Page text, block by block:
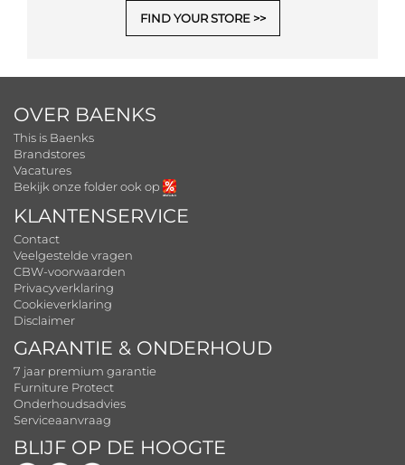
FIND YOUR STORE
OVER BAENKS
This is Baenks
Brandstores
Vacatures
Bekijk onze folder ook op
KLANTENSERVICE
Contact
Veelgestelde vragen
CBW-voorwaarden
Privacyverklaring
Cookieverklaring
Disclaimer
GARANTIE & ONDERHOUD
7 jaar premium garantie
Furniture Protect
Onderhoudsadvies
Serviceaanvraag
BLIJF OP DE HOOGTE